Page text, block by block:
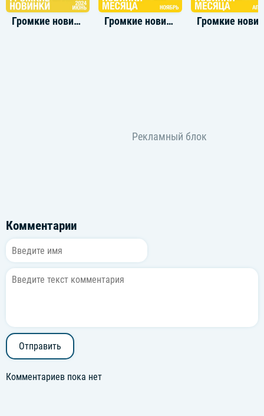
Громкие новинки: Июнь 2024 Громкие новинки: Ноябрь 2022
Комментарии
Отправить
Комментариев пока нет